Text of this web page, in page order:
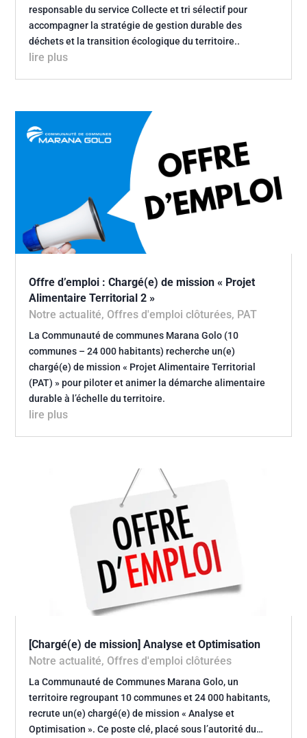
responsable du service Collecte et tri sélectif pour
accompagner la stratégie de gestion durable des
déchets et la transition écologique du territoire..
lire plus
Offre d’emploi : Chargé(e) de mission « Projet
Alimentaire Territorial 2 »
Notre actualité, Offres d'emploi clôturées, PAT
La Communauté de communes Marana Golo (10
communes – 24 000 habitants) recherche un(e)
chargé(e) de mission « Projet Alimentaire Territorial
(PAT) » pour piloter et animer la démarche alimentaire
durable à l’échelle du territoire.
lire plus
[Chargé(e) de mission] Analyse et Optimisation
Notre actualité, Offres d'emploi clôturées
La Communauté de Communes Marana Golo, un
territoire regroupant 10 communes et 24 000 habitants,
recrute un(e) chargé(e) de mission « Analyse et
Optimisation ». Ce poste clé, placé sous l’autorité du…